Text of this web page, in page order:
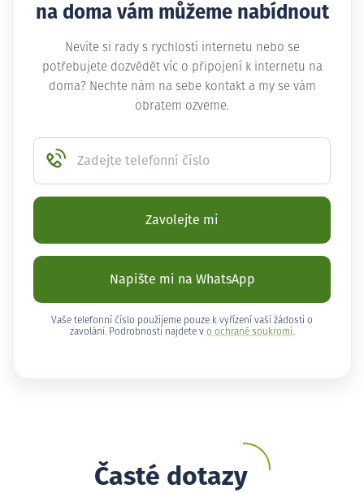
na doma vám můžeme nabídnout
Nevíte si rady s rychlostí internetu nebo se
potřebujete dozvědět víc o připojení k internetu na
doma? Nechte nám na sebe kontakt a my se vám
obratem ozveme.
Zadejte telefonní číslo
Zavolejte mi
Napište mi na WhatsApp
Vaše telefonní číslo použijeme pouze k vyřízení vaší žádosti o
zavolání. Podrobnosti najdete v o ochraně soukromí .
Časté dotazy